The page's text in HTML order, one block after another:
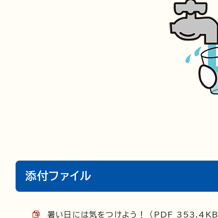
添付ファイル
暑い日には気をつけよう！ （PDF 353.4KB